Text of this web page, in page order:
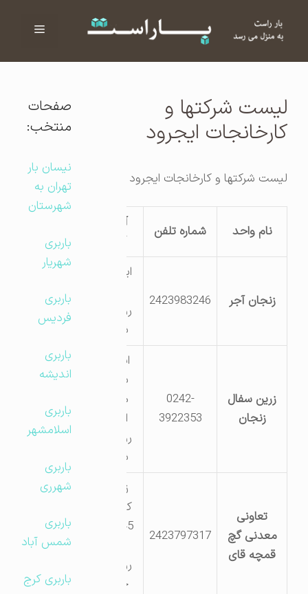
فهرست
لیست شرکتها و
کارخانجات ایجرود
لیست شرکتها و کارخانجات ایجرود
نام واحد شماره تلفن
آدرس
کارگاه
زنجان آجر 2423983246
ایجرود-
روستای
شهرک
زرین سفال
زنجان
0242-
3922353
ایجرود
بخش
مرکزی
اراضی
روستای
شهرک
تعاونی
معدنی گچ
قمچه قای
2423797317
زنجان
کیلومتر
45 جاده
روستای
خانقاه
صفحات
منتخب:
نیسان بار
تهران به
شهرستان
باربری
شهریار
باربری
فردیس
باربری
اندیشه
باربری
اسلامشهر
باربری
شهرری
باربری
شمس آباد
باربری کرج